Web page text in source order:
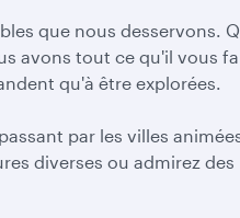
que nous desservons.
avons tout ce qu'il vous
qu'à être explorées.
par les villes
diverses ou admirez